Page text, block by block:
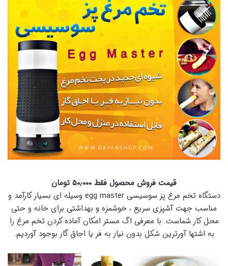
قیمت فروش محصول فقط ۵۰٫۰۰۰ تومان
دستگاه تخم مرغ پز سوسیسیegg master وسیله ای بسیار کارآمد و
مناسب جهت آشپزی سریع ، خوشمزه و بهداشتی برای خانه و حتی
محل کار شماست. با معرفی اگ مستر امکان آماده کردن تخم مرغ را
به اشتها آورترین شکل بدون نیاز به فر یا اجاق گاز بوجود آوردیم.